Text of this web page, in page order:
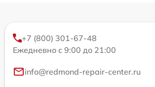
+7 (800) 301-67-48
Ежедневно с 9:00 до 21:00
info@redmond-repair-center.ru